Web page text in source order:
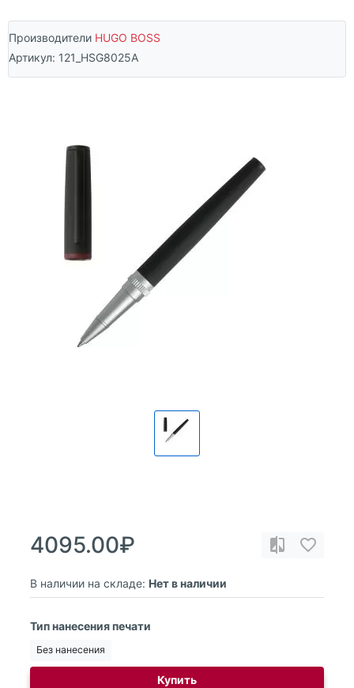
Производители HUGO BOSS
Артикул: 121_HSG8025A
4095.00₽
В наличии на складе: Нет в наличии
Тип нанесения печати
Без нанесения
Купить